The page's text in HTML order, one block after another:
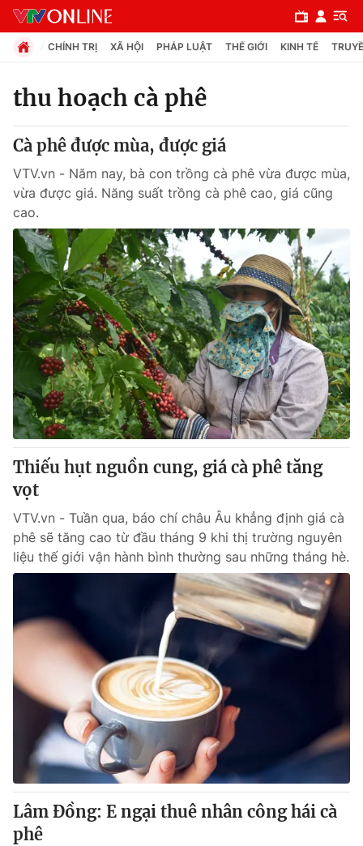
Chuyên mục
Xã hội
Pháp luật
Y tế
Thế giới
Tin tức
Thế giới đó đây
Câu chuyện quốc tế
Kinh tế
Tài chính
Thị trường
Góc doanh nghiệp
Dữ liệu và đời sống
Truyền hình
Phim VTV
Hậu trường
Khán giả
Giải sao mai
Giải trí
Điện ảnh
Sao
Du lịch
Làm đẹp
Chất lượng cuộc sống
Giáo dục
Tuyển sinh
Học trực tuyến
Công nghệ
Hitech Công nghệ tương lai
Sản phẩm
Thị trường
Tư vấn
Giao lưu trực tuyến
Lịch phát sóng
Chuyên mục khác
CHÍNH TRỊ XÃ HỘI PHÁP LUẬT THẾ GIỚI KINH TẾ
thu hoạch cà phê
Cà phê được mùa, được giá
VTV.vn - Năm nay, bà con trồng cà phê vừa được mùa,
vừa được giá. Năng suất trồng cà phê cao, giá cũng
cao.
Thiếu hụt nguồn cung, giá cà phê tăng
vọt
VTV.vn - Tuần qua, báo chí châu Âu khẳng định giá cà
phê sẽ tăng cao từ đầu tháng 9 khi thị trường nguyên
liệu thế giới vận hành bình thường sau những tháng hè.
Lâm Đồng: E ngại thuê nhân công hái cà
phê